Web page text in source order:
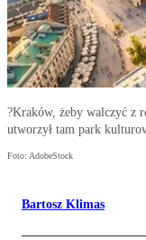
?Kraków, żeby walczyć z
utworzył tam park
Foto: AdobeStock
Bartosz Klimas